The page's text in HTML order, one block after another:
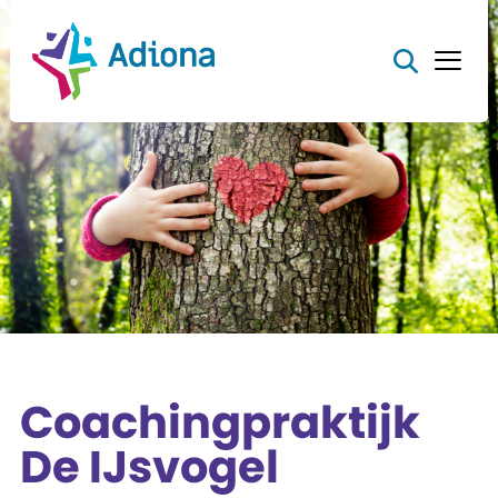
Coachingpraktijk
De IJsvogel